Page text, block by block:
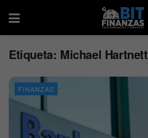
Etiqueta: Michael Hartnett
FINANZAS